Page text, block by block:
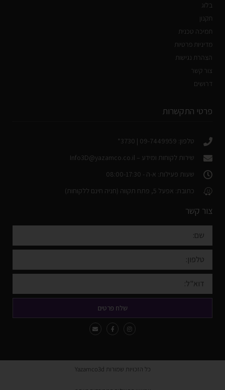
בלוג
תקנון
תמיכה טכנית
מדיניות פרטיות
הצהרת נגישות
צור קשר
דרושים
פרטי התקשרות
טלפון: 09-7449959 | 3730*
שירות לקוחות ומידע – Info3D@yazamco.co.il
שעות פעילות: א-ה - 08:00-17:30
כתובת: אפעל 5, פתח תקווה (חניה חינם ללקוחות)
צור קשר
שלח פרטים
כל הזכויות שמורות Yazamco3d